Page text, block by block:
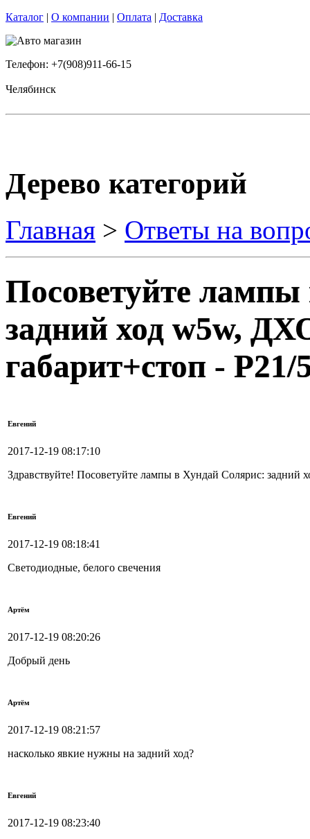
Каталог | О компании | Оплата | Доставка
Телефон: +7(908)911-66-15
Челябинск
Дерево категорий
Главная > Ответы на
Посоветуйте
задний ход w5w,
габарит+стоп - P21/
Евгений
2017-12-19 08:17:10
Здравствуйте! Посоветуйте лампы в Хундай Солярис: задний
Евгений
2017-12-19 08:18:41
Светодиодные, белого свечения
Артём
2017-12-19 08:20:26
Добрый день
Артём
2017-12-19 08:21:57
насколько явкие нужны на задний ход?
Евгений
2017-12-19 08:23:40